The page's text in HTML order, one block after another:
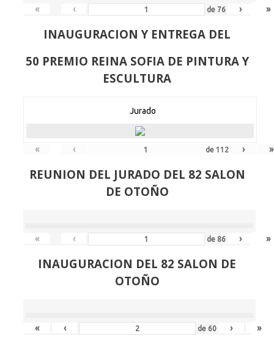
« ‹ de 76 › »
INAUGURACION Y ENTREGA DEL
50 PREMIO REINA SOFIA DE PINTURA Y
ESCULTURA
Jurado
« ‹ de112 › »
REUNION DEL JURADO DEL 82 SALON
DE OTOÑO
« ‹ de 86 › »
INAUGURACION DEL 82 SALON DE
OTOÑO
« ‹ de 60 › »